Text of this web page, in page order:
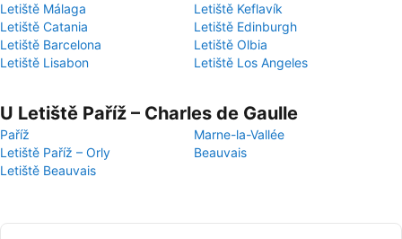
Letiště Málaga
Letiště Keflavík
Letiště Catania
Letiště Edinburgh
Letiště Barcelona
Letiště Olbia
Letiště Lisabon
Letiště Los Angeles
U Letiště Paříž – Charles de Gaulle
Paříž
Marne-la-Vallée
Letiště Paříž – Orly
Beauvais
Letiště Beauvais